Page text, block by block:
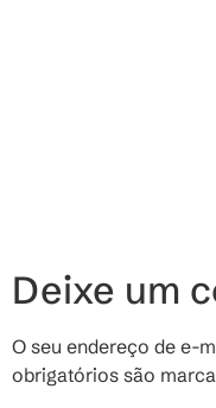
Deixe um
O seu endereço de e-
obrigatórios são